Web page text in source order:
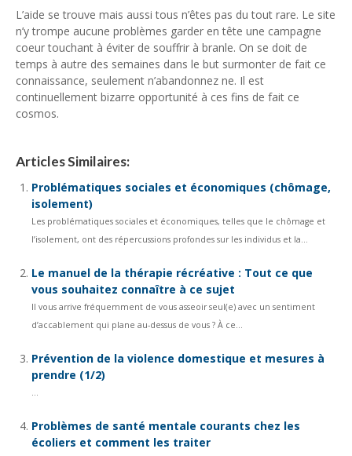
L’aide se trouve mais aussi tous n’êtes pas du tout rare. Le site
n’y trompe aucune problèmes garder en tête une campagne
coeur touchant à éviter de souffrir à branle. On se doit de
temps à autre des semaines dans le but surmonter de fait ce
connaissance, seulement n’abandonnez ne. Il est
continuellement bizarre opportunité à ces fins de fait ce
cosmos.
Articles Similaires:
Problématiques sociales et économiques (chômage,
isolement)
Les problématiques sociales et économiques, telles que le chômage et
l’isolement, ont des répercussions profondes sur les individus et la...
Le manuel de la thérapie récréative : Tout ce que
vous souhaitez connaître à ce sujet
Il vous arrive fréquemment de vous asseoir seul(e) avec un sentiment
d’accablement qui plane au-dessus de vous ? À ce...
Prévention de la violence domestique et mesures à
prendre (1/2)
...
Problèmes de santé mentale courants chez les
écoliers et comment les traiter